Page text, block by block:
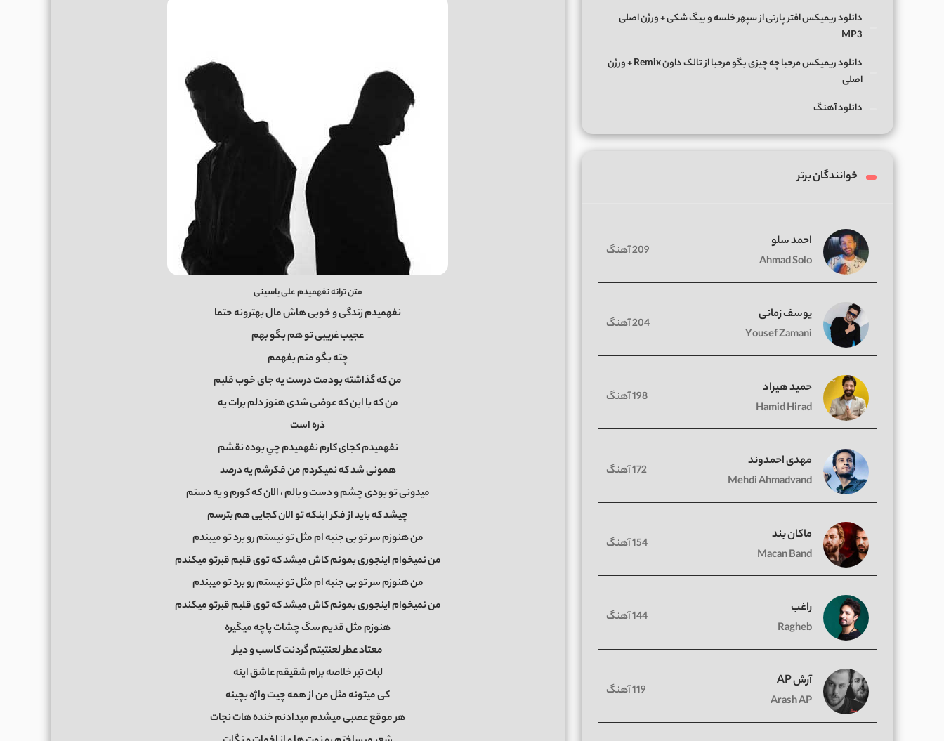
متن ترانه نفهمیدم علی یاسینی
نفهميدم زندگی و خوبی هاش مال بهترونه حتما
عجيب غريبی تو هم بگو بهم
چته بگو منم بفهمم
من كه گذاشته بودمت درست يه جای خوب قلبم
من كه با اين كه عوضی شدی هنوز دلم برات يه
ذره است
نفهميدم كجای كارم نفهميدم چي بوده نقشم
همونی شد که نمیکردم من فکرشم یه درصد
میدونی تو بودی چشم و دست و بالم ، الان که کورم و یه دستم
چیشد که باید از فکر اینکه تو الان کجایی هم بترسم
من هنوزم سر تو بی جنبه ام مثل تو نیستم رو برد تو میبندم
من نمیخوام اینجوری بمونم کاش میشد که توی قلبم قبرتو میکندم
من هنوزم سر تو بی جنبه ام مثل تو نیستم رو برد تو میبندم
من نمیخوام اینجوری بمونم کاش میشد که توی قلبم قبرتو میکندم
هنوزم مثل قدیم سگ چشات پاچه میگیره
معتاد عطر لعنتیتم گردنت کاسب و دیلر
لبات تیر خلاصه برام شقیقم عاشق اینه
کی میتونه مثل من از همه چیت واژه بچینه
هر موقع عصبی میشدم میدادنم خنده هات نجات
دانلود ریمیکس افتر پارتی از سپهر خلسه و بیگ شکی + ورژن اصلی
MP3
دانلود ریمیکس ﻣﺮﺣﺒﺎ ﭼﻪ ﭼﻴﺰی ﺑﮕﻮ ﻣﺮﺣﺒﺎ از تالک داون Remix + ورژن
اصلی
دانلود آهنگ
خوانندگان برتر
احمد سلو
Ahmad Solo
209 آهنگ
یوسف زمانی
Yousef Zamani
204 آهنگ
حمید هیراد
Hamid Hirad
198 آهنگ
مهدی احمدوند
Mehdi Ahmadvand
172 آهنگ
ماکان بند
Macan Band
154 آهنگ
راغب
Ragheb
144 آهنگ
آرش AP
Arash AP
119 آهنگ